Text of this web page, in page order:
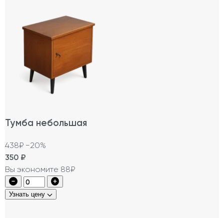
Тумба небольшая
438₽ −20%
350 ₽
Вы экономите 88₽
Узнать цену